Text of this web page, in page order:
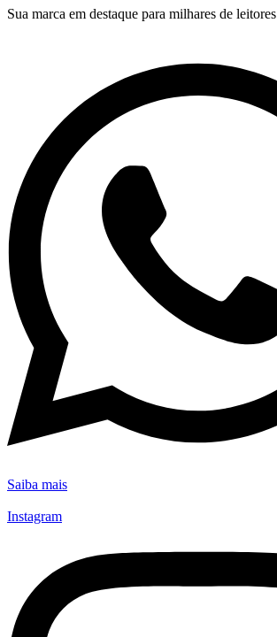
Sua marca em destaque para milhares de leitores
Saiba mais
Instagram